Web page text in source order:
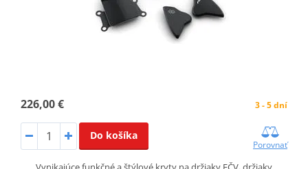
226,00 € 3 - 5 dní
Do košíka
Porovnať